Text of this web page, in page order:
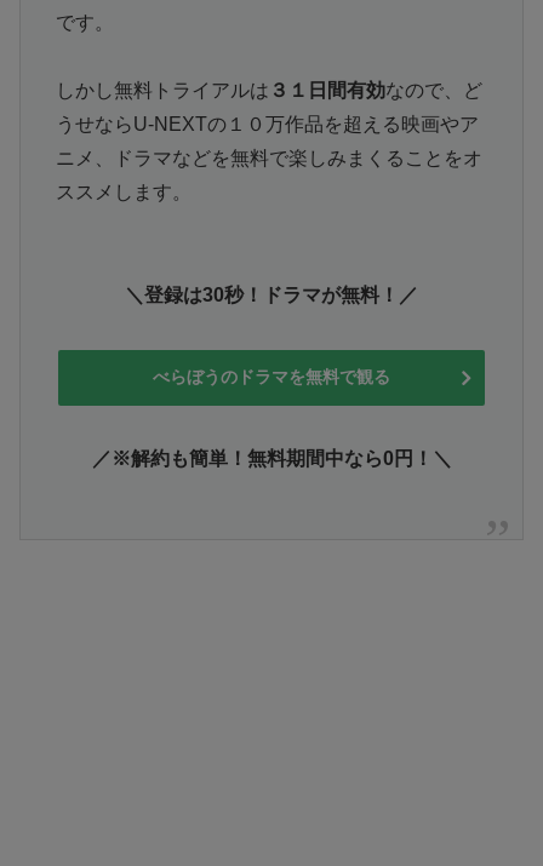
です。
しかし無料トライアルは ３１日間有効なので、ど
うせならU-NEXTの１０万作品を超える映画やア
ニメ、ドラマなどを無料で楽しみまくることをオ
ススメします。
＼登録は30秒！ドラマが無料！／
べらぼうのドラマを無料で観る
／※解約も簡単！無料期間中なら0円！＼